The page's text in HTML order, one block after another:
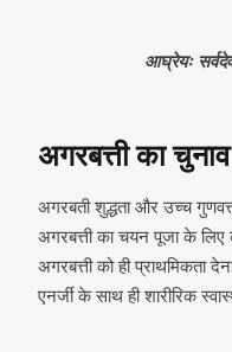
आघ्रेयः
अगरबत्ती का
अगरबती शुद्धता और उच्च
अगरबत्ती का चयन पूजा के लिए
अगरबत्ती को ही प्राथमिकता
एनर्जी के साथ ही शारीरिक